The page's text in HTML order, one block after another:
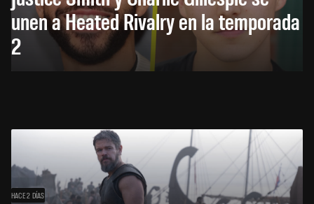
unen a Heated Rivalry en la temporada
2
HACE 2 DÍAS